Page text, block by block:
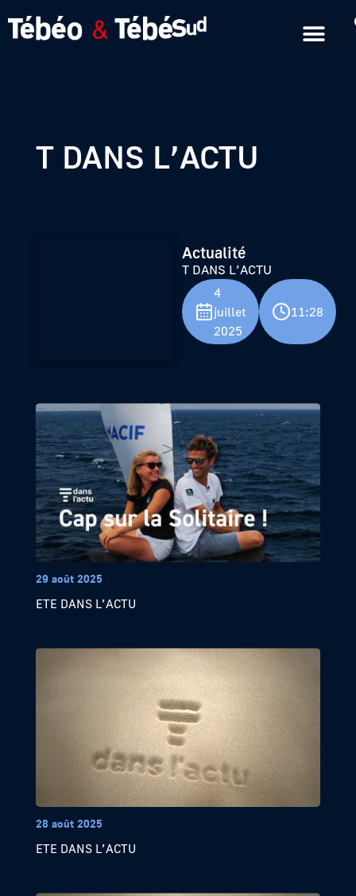
T DANS L’ACTU
Actualité
T DANS L’ACTU
4
juillet
2025
11:28
29 août 2025
ETE DANS L’ACTU
28 août 2025
ETE DANS L’ACTU